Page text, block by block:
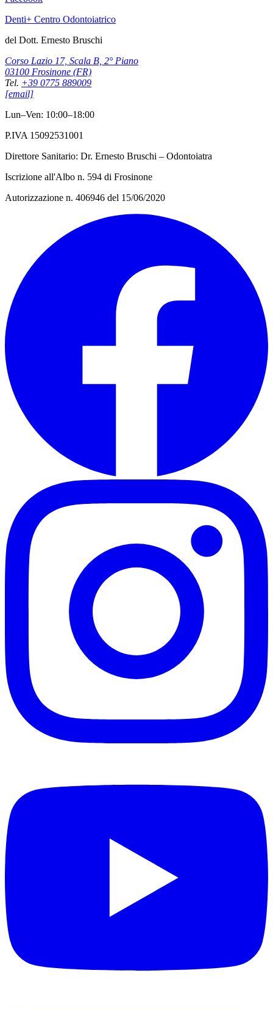
Denti+ Centro Odontoiatrico
del Dott. Ernesto Bruschi
Corso Lazio 17, Scala B, 2° Piano
03100 Frosinone (FR)
Tel. +39 0775 889009
[email]
Lun–Ven: 10:00–18:00
P.IVA 15092531001
Direttore Sanitario: Dr. Ernesto Bruschi – Odontoiatra
Iscrizione all'Albo n. 594 di Frosinone
Autorizzazione n. 406946 del 15/06/2020